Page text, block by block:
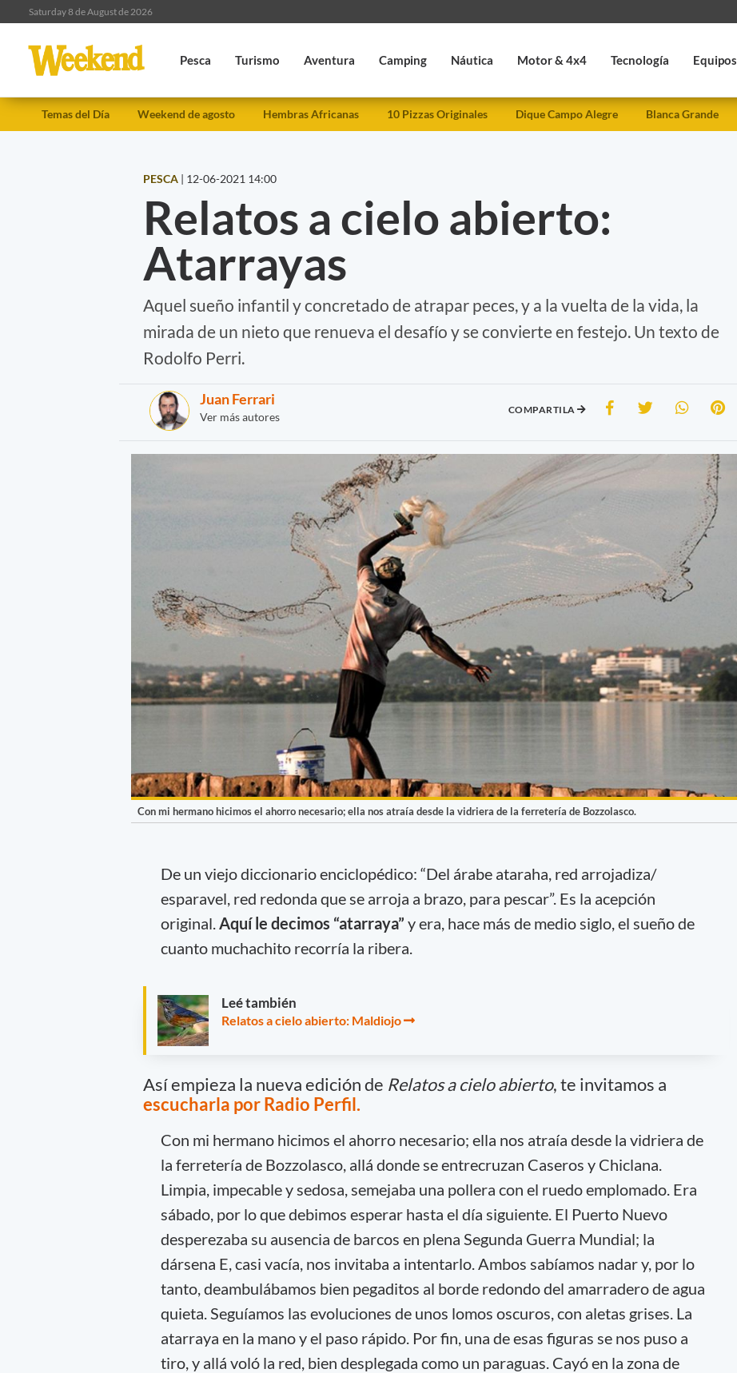
Saturday 8 de August de 2026
Pesca Turismo Aventura Camping Náutica Motor & 4x4 Tecnología Equipos
Temas del Día Weekend de agosto Hembras Africanas 10 Pizzas Originales Dique Campo Alegre Blanca Grande
PESCA | 12-06-2021 14:00
Relatos a cielo abierto:
Atarrayas
Aquel sueño infantil y concretado de atrapar peces, y a la vuelta de la vida, la
mirada de un nieto que renueva el desafío y se convierte en festejo. Un texto de
Rodolfo Perri.
Juan Ferrari
Ver más autores
COMPARTILA
Con mi hermano hicimos el ahorro necesario; ella nos atraía desde la vidriera de la ferretería de Bozzolasco.
De un viejo diccionario enciclopédico: “Del árabe ataraha, red arrojadiza/
esparavel, red redonda que se arroja a brazo, para pescar”. Es la acepción
original. Aquí le decimos “atarraya” y era, hace más de medio siglo, el sueño de
cuanto muchachito recorría la ribera.
Leé también
Relatos a cielo abierto: Maldiojo
Así empieza la nueva edición de Relatos a cielo abierto, te invitamos a
escucharla por Radio Perfil.
Con mi hermano hicimos el ahorro necesario; ella nos atraía desde la vidriera de
la ferretería de Bozzolasco, allá donde se entrecruzan Caseros y Chiclana.
Limpia, impecable y sedosa, semejaba una pollera con el ruedo emplomado. Era
sábado, por lo que debimos esperar hasta el día siguiente. El Puerto Nuevo
desperezaba su ausencia de barcos en plena Segunda Guerra Mundial; la
dársena E, casi vacía, nos invitaba a intentarlo. Ambos sabíamos nadar y, por lo
tanto, deambulábamos bien pegaditos al borde redondo del amarradero de agua
quieta. Seguíamos las evoluciones de unos lomos oscuros, con aletas grises. La
atarraya en la mano y el paso rápido. Por fin, una de esas figuras se nos puso a
tiro, y allá voló la red, bien desplegada como un paraguas. Cayó en la zona de